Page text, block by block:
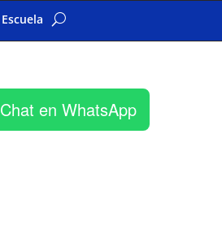
Escuela
Chat en WhatsApp